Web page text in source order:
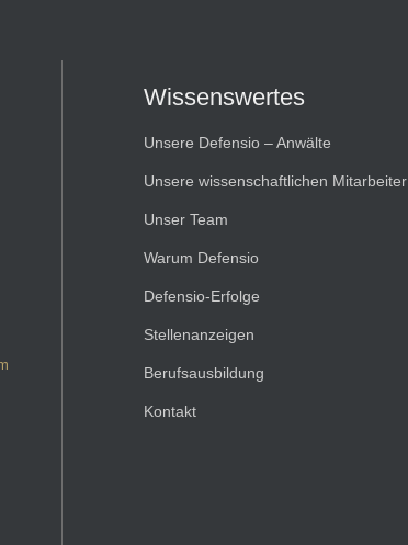
Wissenswertes
Unsere Defensio – Anwälte
Unsere wissenschaftlichen Mitarbeiter
Unser Team
Warum Defensio
Defensio-Erfolge
Stellenanzeigen
Berufsausbildung
Kontakt